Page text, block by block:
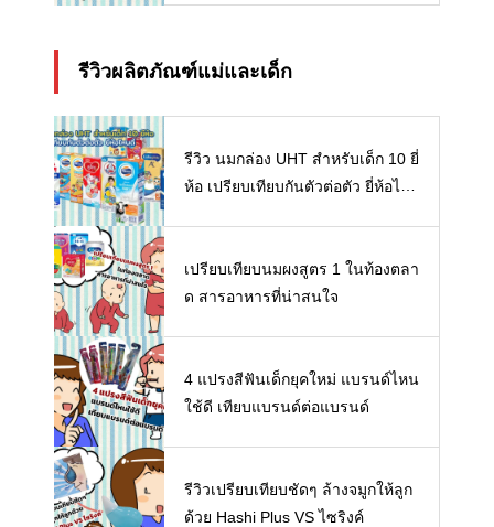
รีวิวผลิตภัณฑ์แม่และเด็ก
รีวิว นมกล่อง UHT สำหรับเด็ก 10 ยี่
ห้อ เปรียบเทียบกันตัวต่อตัว ยี่ห้อไห
เปรียบเทียบนมผงสูตร 1 ในท้องตลา
ด สารอาหารที่น่าสนใจ
4 แปรงสีฟันเด็กยุคใหม่ แบรนด์ไหน
ใช้ดี เทียบแบรนด์ต่อแบรนด์
รีวิวเปรียบเทียบชัดๆ ล้างจมูกให้ลูก
ด้วย Hashi Plus VS ไซริงค์